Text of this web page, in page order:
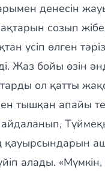
денесін
созып
үсіп өлген
Жаз бойы өзін
ол қатты
тышқан апайы
қауырсындарын
алады.